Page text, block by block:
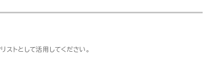
ストとして活用してください。